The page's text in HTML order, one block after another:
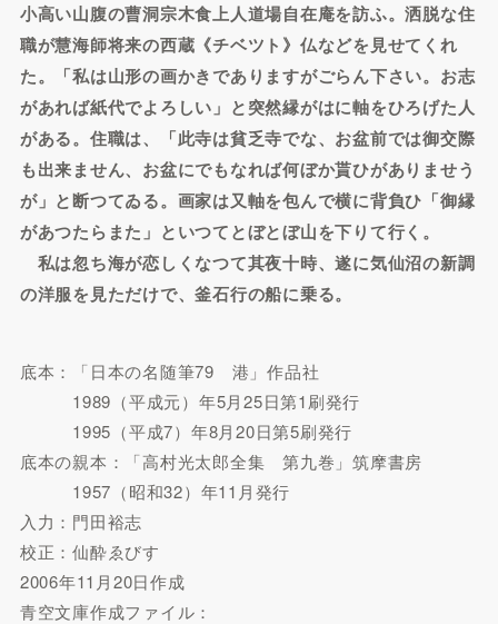
小高い山腹の曹洞宗木食上人道場自在庵を訪ふ。洒脱な住
職が慧海師将来の西蔵《チベツト》仏などを見せてくれ
た。「私は山形の画かきでありますがごらん下さい。お志
があれば紙代でよろしい」と突然縁がはに軸をひろげた人
がある。住職は、「此寺は貧乏寺でな、お盆前では御交際
も出来ません、お盆にでもなれば何ぼか貰ひがありませう
が」と断つてゐる。画家は又軸を包んで横に背負ひ「御縁
があつたらまた」といつてとぼとぼ山を下りて行く。
私は忽ち海が恋しくなつて其夜十時、遂に気仙沼の新調
の洋服を見ただけで、釜石行の船に乗る。
底本：「日本の名随筆79 港」作品社
1989（平成元）年5月25日第1刷発行
1995（平成7）年8月20日第5刷発行
底本の親本：「高村光太郎全集 第九巻」筑摩書房
1957（昭和32）年11月発行
入力：門田裕志
校正：仙酔ゑびす
2006年11月20日作成
青空文庫作成ファイル：